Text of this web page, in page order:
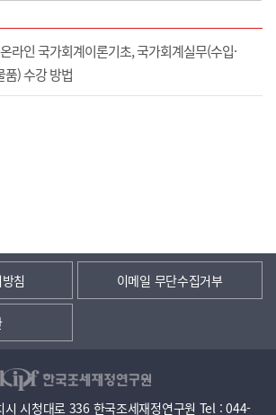
라인 국가회계이론기초, 국가회계실무(수입·
품) 수강 방법
침 이메일 무단수집거부
시청대로 336 한국조세재정연구원 Tel : 044-